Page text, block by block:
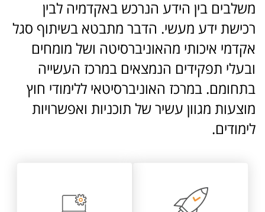
משלבים בין הידע הנרכש באקדמיה לבין
רכישת ידע מעשי. הדבר מתבטא בשיתוף סגל
אקדמי איכותי מהאוניברסיטה ושל מומחים
ובעלי תפקידים הנמצאים במרכז העשייה
בתחומם. במרכז האוניברסיטאי ללימודי חוץ
מוצעות מגוון עשיר של תוכניות ואפשרויות
לימודים.